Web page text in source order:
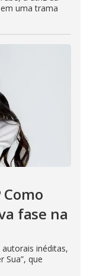
uma trama
Como
fase na
inéditas,
Sua”, que